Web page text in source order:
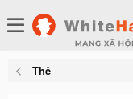
Thẻ